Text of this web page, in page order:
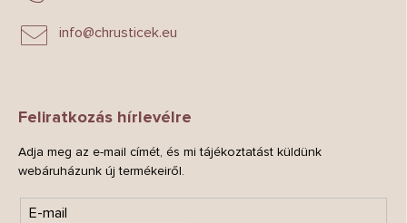
info@chrusticek.eu
Feliratkozás hírlevélre
Adja meg az e-mail címét, és mi tájékoztatást küldünk
webáruházunk új termékeiről.
E-mail